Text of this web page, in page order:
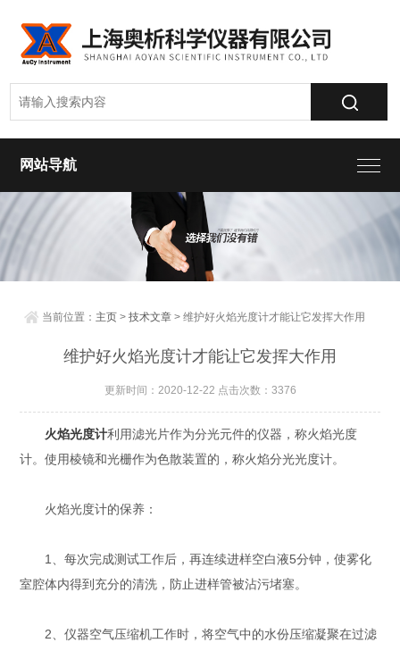
网站导航
当前位置： 主页 >技术文章 > 维护好火焰光度计才能让它发挥大作用
维护好火焰光度计才能让它发挥大作用
更新时间：2020-12-22 点击次数：3376
火焰光度计利用滤光片作为分光元件的仪器，称火焰光度
计。使用棱镜和光栅作为色散装置的，称火焰分光光度计。
火焰光度计的保养：
1、每次完成测试工作后，再连续进样空白液5分钟，使雾化
室腔体内得到充分的清洗，防止进样管被沾污堵塞。
2、仪器空气压缩机工作时，将空气中的水份压缩凝聚在过滤